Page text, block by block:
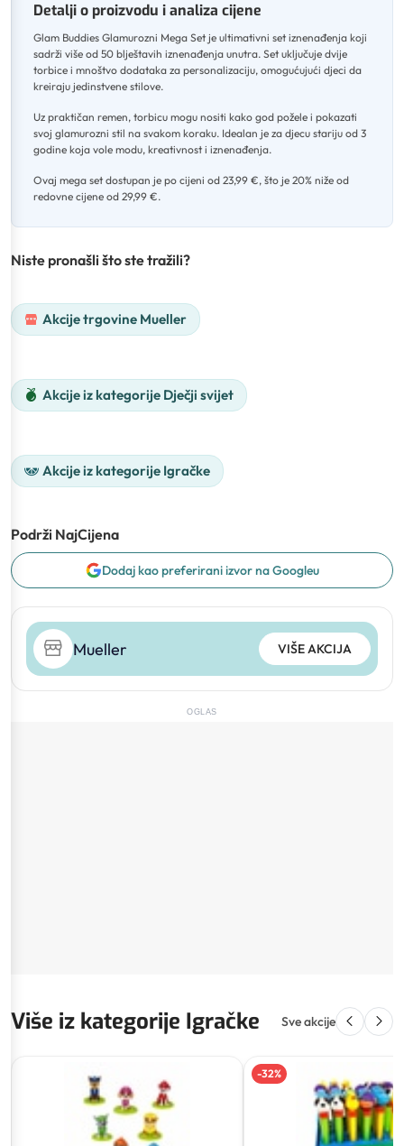
Detalji o proizvodu i analiza cijene
Glam Buddies Glamurozni Mega Set je ultimativni set iznenađenja koji
sadrži više od 50 blještavih iznenađenja unutra. Set uključuje dvije
torbice i mnoštvo dodataka za personalizaciju, omogućujući djeci da
kreiraju jedinstvene stilove.
Uz praktičan remen, torbicu mogu nositi kako god požele i pokazati
svoj glamurozni stil na svakom koraku. Idealan je za djecu stariju od 3
godine koja vole modu, kreativnost i iznenađenja.
Ovaj mega set dostupan je po cijeni od 23,99 €, što je 20% niže od
redovne cijene od 29,99 €.
Niste pronašli što ste tražili?
Akcije trgovine Mueller
Akcije iz kategorije Dječji svijet
Akcije iz kategorije Igračke
Podrži NajCijena
Dodaj kao preferirani izvor na Googleu
Mueller VIŠE AKCIJA
OGLAS
Više iz kategorije Igračke Sve akcije
-32%